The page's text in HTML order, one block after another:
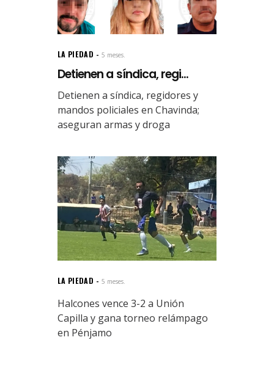
LA PIEDAD 5 meses.
Detienen a síndica, regi...
Detienen a síndica, regidores y
mandos policiales en Chavinda;
aseguran armas y droga
LA PIEDAD 5 meses.
Halcones vence 3-2 a Unión
Capilla y gana torneo relámpago
en Pénjamo